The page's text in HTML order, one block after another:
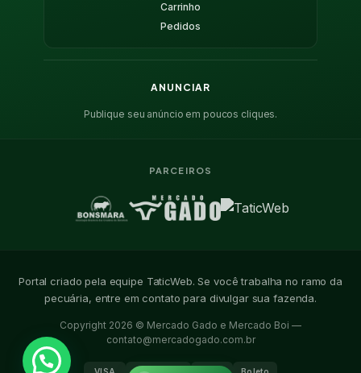
Carrinho
Pedidos
ANUNCIAR
Publique seu anúncio em poucos cliques.
PARCEIROS
Portal criado pela equipe TaticWeb. Se você trabalha no ramo da
pecuária, entre em contato para divulgar sua fazenda.
Copyright 2026 © Mercado Gado e Mercado Boi —
contato@mercadogado.com.br